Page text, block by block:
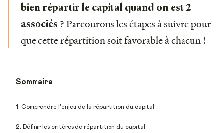
bien répartir le capital quand on est 2
associés ? Parcourons les étapes à suivre pour
que cette répartition soit favorable à chacun !
Sommaire
1. Comprendre l’enjeu de la répartition du capital
2. Définir les critères de répartition du capital